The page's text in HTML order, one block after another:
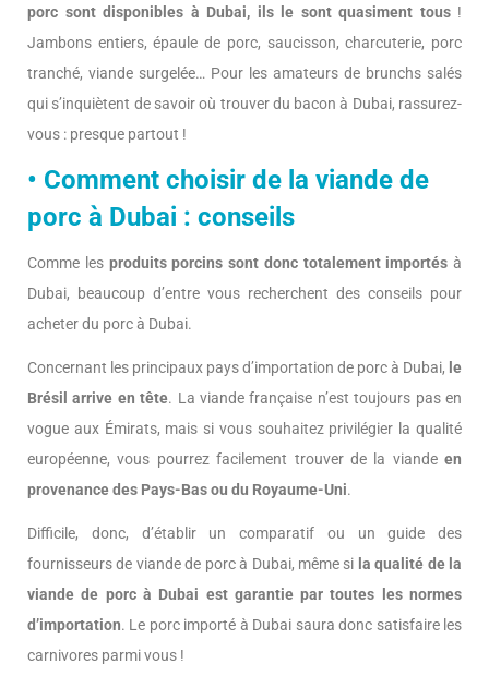
porc sont disponibles à Dubai, ils le sont quasiment tous!
Jambons entiers, épaule de porc, saucisson, charcuterie, porc
tranché, viande surgelée… Pour les amateurs de brunchs salés
qui s’inquiètent de savoir où trouver du bacon à Dubai, rassurez-
vous : presque partout !
• Comment choisir de la viande de
porc à Dubai : conseils
Comme les produits porcins sont donc totalement importés à
Dubai, beaucoup d’entre vous recherchent des conseils pour
acheter du porc à Dubai.
Concernant les principaux pays d’importation de porc à Dubai, le
Brésil arrive en tête. La viande française n’est toujours pas en
vogue aux Émirats, mais si vous souhaitez privilégier la qualité
européenne, vous pourrez facilement trouver de la viande en
provenance des Pays-Bas ou du Royaume-Uni.
Difficile, donc, d’établir un comparatif ou un guide des
fournisseurs de viande de porc à Dubai, même si la qualité de la
viande de porc à Dubai est garantie par toutes les normes
d’importation. Le porc importé à Dubai saura donc satisfaire les
carnivores parmi vous !